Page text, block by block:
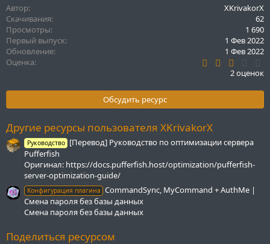
ц
и
и
:
Автор
XKrivakorX
Скачивания
62
Просмотры
1 690
Первый выпуск
1 Фев 2022
Обновление
1 Фев 2022
Оценка
0
0
в
2 оценок
Обсудить ресурс
Другие ресурсы пользователя XKrivakorX
Руководство [Перевод] Руководство по оптимизации сервера
Pufferfish
Оригинал: https://docs.pufferfish.host/optimization/pufferfish-
server-optimization-guide/
Конфигурация плагина CommandSync, MyCommand + AuthMe |
Смена пароля без базы данных
Смена пароля без базы данных
Поделиться ресурсом